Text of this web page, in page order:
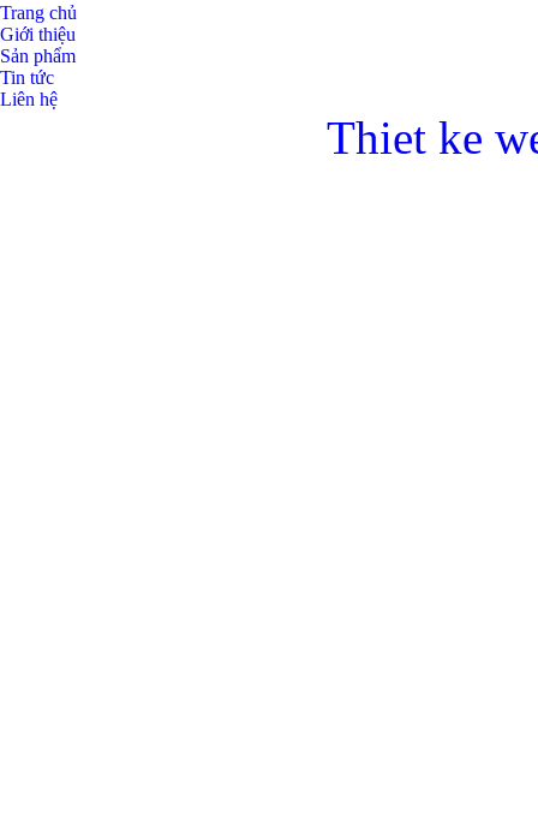
Trang chủ
Giới thiệu
Sản phẩm
Tin tức
Liên hệ
Thiet ke